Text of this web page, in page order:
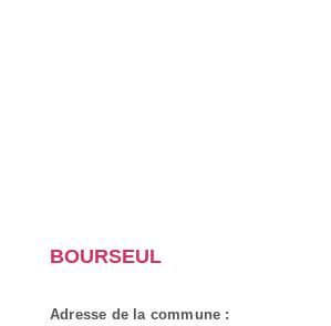
BOURSEUL
Adresse de la commune :